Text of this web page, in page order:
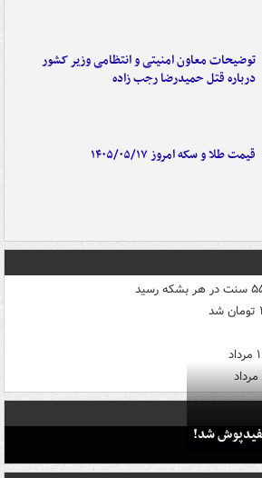
توضیحات معاون امنیتی و انتظامی وزیر کشور
درباره قتل حمیدرضا رجب زاده
قیمت طلا و سکه امروز ۱۴۰۵/۰۵/۱۷
شد!